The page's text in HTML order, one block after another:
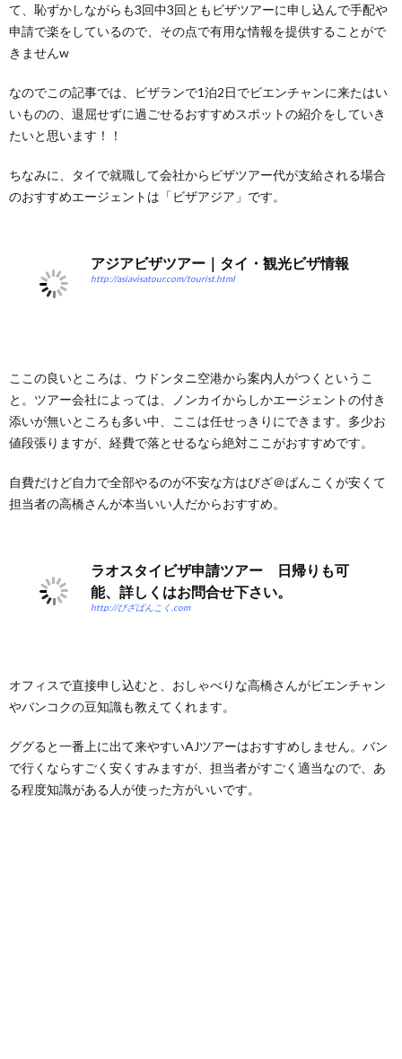
て、恥ずかしながらも3回中3回ともビザツアーに申し込んで手配や
申請で楽をしているので、その点で有用な情報を提供することがで
きませんw
なのでこの記事では、ビザランで1泊2日でビエンチャンに来たはい
いものの、退屈せずに過ごせるおすすめスポットの紹介をしていき
たいと思います！！
ちなみに、タイで就職して会社からビザツアー代が支給される場合
のおすすめエージェントは「ビザアジア」です。
アジアビザツアー｜タイ・観光ビザ情報
http://asiavisatour.com/tourist.html
ここの良いところは、ウドンタニ空港から案内人がつくというこ
と。ツアー会社によっては、ノンカイからしかエージェントの付き
添いが無いところも多い中、ここは任せっきりにできます。多少お
値段張りますが、経費で落とせるなら絶対ここがおすすめです。
自費だけど自力で全部やるのが不安な方はびざ＠ばんこくが安くて
担当者の高橋さんが本当いい人だからおすすめ。
ラオスタイビザ申請ツアー 日帰りも可
能、詳しくはお問合せ下さい。
http://びざばんこく.com
オフィスで直接申し込むと、おしゃべりな高橋さんがビエンチャン
やバンコクの豆知識も教えてくれます。
ググると一番上に出て来やすいAJツアーはおすすめしません。バン
で行くならすごく安くすみますが、担当者がすごく適当なので、あ
る程度知識がある人が使った方がいいです。